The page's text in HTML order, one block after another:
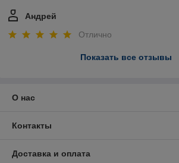
Андрей
Отлично
Показать все отзывы
О нас
Контакты
Доставка и оплата